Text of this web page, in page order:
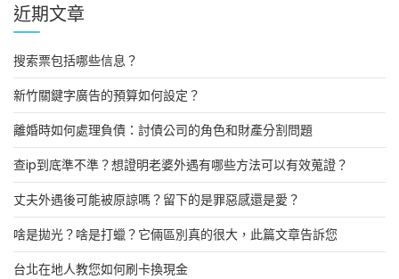
近期文章
搜索票包括哪些信息？
新竹關鍵字廣告的預算如何設定？
離婚時如何處理負債：討債公司的角色和財產分割問題
查ip到底準不準？想證明老婆外遇有哪些方法可以有效蒐證？
丈夫外遇後可能被原諒嗎？留下的是罪惡感還是愛？
啥是拋光？啥是打蠟？它倆區別真的很大，此篇文章告訴您
台北在地人教您如何刷卡換現金